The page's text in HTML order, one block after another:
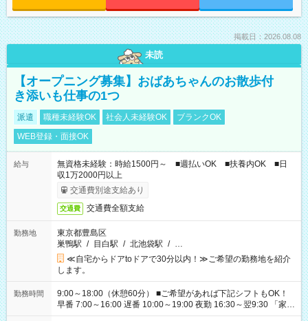
掲載日：2026.08.08
未読
【オープニング募集】おばあちゃんのお散歩付
き添いも仕事の1つ
派遣 職種未経験OK 社会人未経験OK
ブランクOK
WEB登録・面接OK
給与
無資格未経験：時給1500円～ ■週払いOK ■扶養内OK ■日
収1万2000円以上
交通費別途支給あり
交通費 交通費全額支給
勤務地
東京都豊島区
巣鴨駅 / 目白駅 / 北池袋駅 / …
≪自宅からドアtoドアで30分以内！≫ご希望の勤務地を紹介
します。
勤務時間
9:00～18:00（休憩60分） ■ご希望があれば下記シフトもOK！
早番 7:00～16:00 遅番 10:00～19:00 夜勤 16:30～翌9:30 「家族
と休みを合わせたい」 「余裕を持って夕飯の準備がしたい」